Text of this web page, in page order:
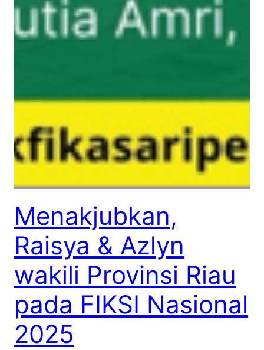
Menakjubkan,
Raisya & Azlyn
wakili Provinsi Riau
pada FIKSI Nasional
2025